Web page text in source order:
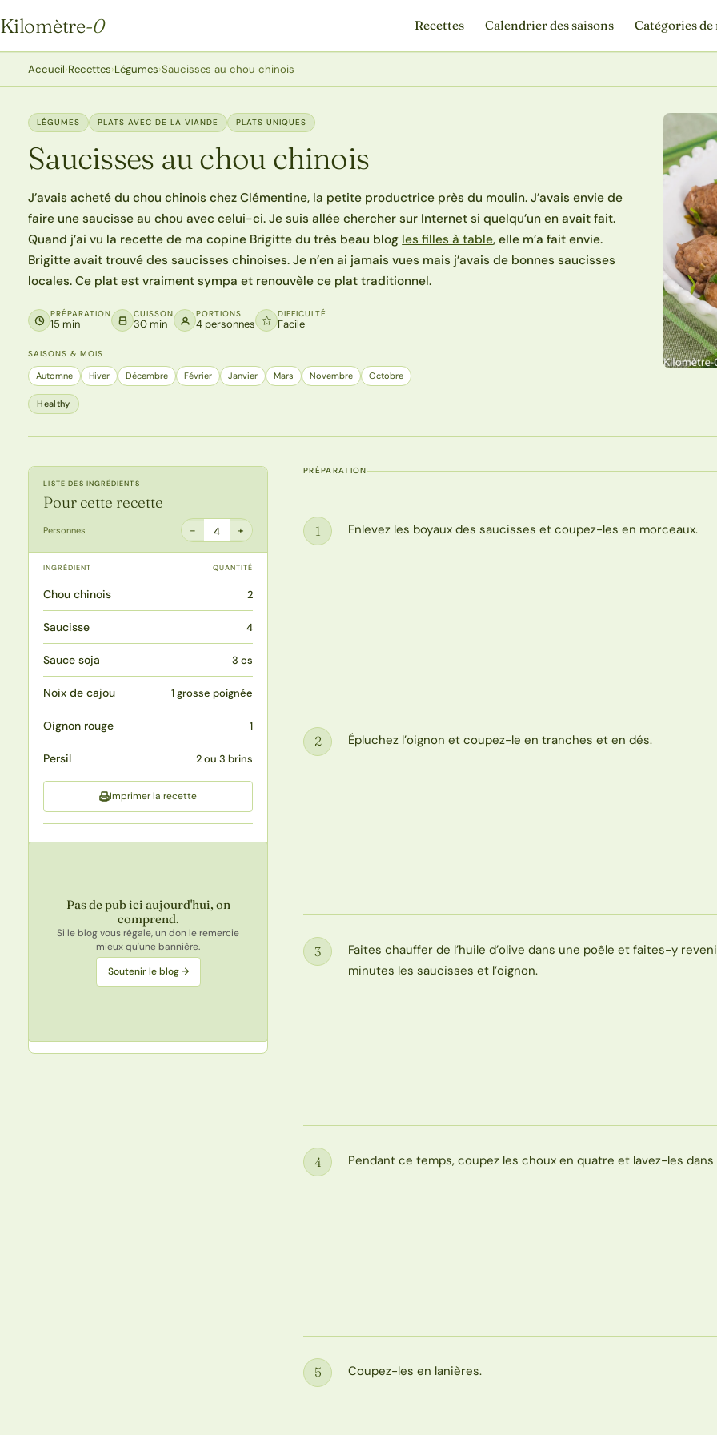
Kilomètre-0
Kilomètre-0
Recettes Calendrier des saisons Catégories
Accueil›Recettes›Légumes›Saucisses au chou chinois
LÉGUMES PLATS AVEC DE LA VIANDE PLATS UNIQUES
Saucisses au chou chinois
J’avais acheté du chou chinois chez Clémentine, la petite productrice près du moulin. J’avais envie de
faire une saucisse au chou avec celui-ci. Je suis allée chercher sur Internet si quelqu’un en avait fait.
Quand j’ai vu la recette de ma copine Brigitte du très beau blog les filles à table, elle m’a fait envie.
Brigitte avait trouvé des saucisses chinoises. Je n’en ai jamais vues mais j’avais de bonnes saucisses
locales. Ce plat est vraiment sympa et renouvèle ce plat traditionnel.
PRÉPARATION
15 min
CUISSON
30 min
PORTIONS
4 personnes
DIFFICULTÉ
Facile
SAISONS & MOIS
Automne Hiver Décembre Février Janvier Mars Novembre Octobre
Healthy
LISTE DES INGRÉDIENTS
Pour cette recette
Personnes − 4 +
INGRÉDIENT QUANTITÉ
Chou chinois 2
Saucisse 4
Sauce soja 3 cs
Noix de cajou 1 grosse poignée
Oignon rouge 1
Persil 2 ou 3 brins
Imprimer la recette
Pas de pub ici aujourd'hui, on
comprend.
Si le blog vous régale, un don le remercie
mieux qu'une bannière.
Soutenir le blog →
PRÉPARATION
Étape
1 Enlevez les boyaux des saucisses et coupez-les en morceaux.
Étape
2 Épluchez l’oignon et coupez-le en tranches et en dés.
Étape
3
Faites chauffer de l’huile d’olive dans une poêle et faites-y
minutes les saucisses et l’oignon.
Étape
4 Pendant ce temps, coupez les choux en quatre et lavez-les dans
Étape
5 Coupez-les en lanières.